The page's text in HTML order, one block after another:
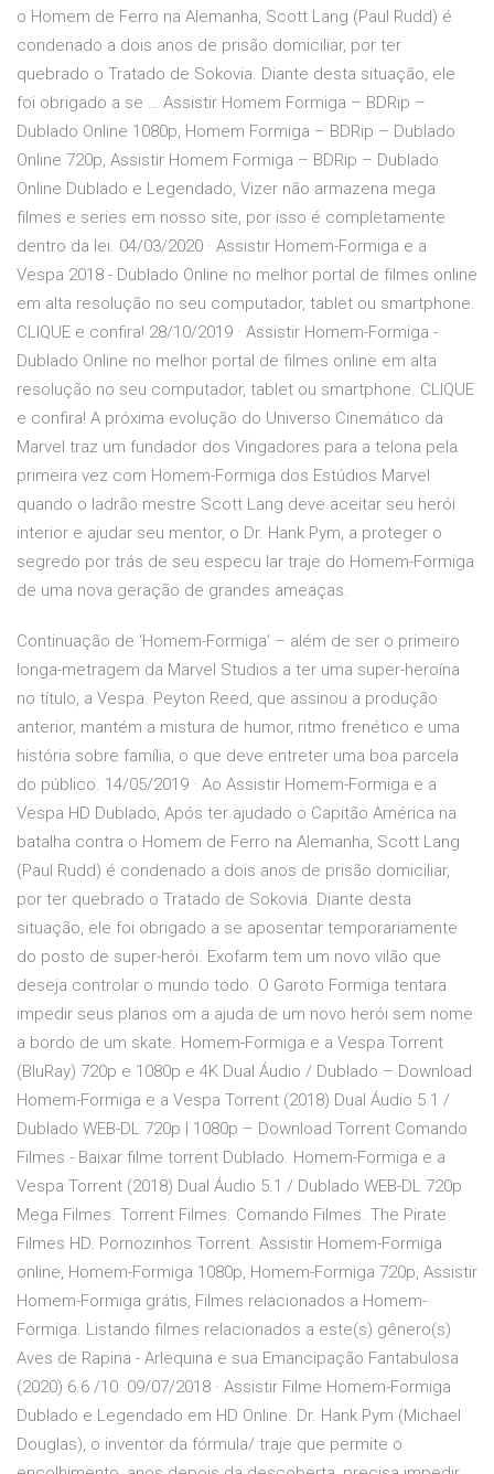
o Homem de Ferro na Alemanha, Scott Lang (Paul Rudd) é
condenado a dois anos de prisão domiciliar, por ter
quebrado o Tratado de Sokovia. Diante desta situação, ele
foi obrigado a se … Assistir Homem Formiga – BDRip –
Dublado Online 1080p, Homem Formiga – BDRip – Dublado
Online 720p, Assistir Homem Formiga – BDRip – Dublado
Online Dublado e Legendado, Vizer não armazena mega
filmes e series em nosso site, por isso é completamente
dentro da lei. 04/03/2020 · Assistir Homem-Formiga e a
Vespa 2018 - Dublado Online no melhor portal de filmes online
em alta resolução no seu computador, tablet ou smartphone.
CLIQUE e confira! 28/10/2019 · Assistir Homem-Formiga -
Dublado Online no melhor portal de filmes online em alta
resolução no seu computador, tablet ou smartphone. CLIQUE
e confira! A próxima evolução do Universo Cinemático da
Marvel traz um fundador dos Vingadores para a telona pela
primeira vez com Homem-Formiga dos Estúdios Marvel
quando o ladrão mestre Scott Lang deve aceitar seu herói
interior e ajudar seu mentor, o Dr. Hank Pym, a proteger o
segredo por trás de seu especu lar traje do Homem-Formiga
de uma nova geração de grandes ameaças.
Continuação de ‘Homem-Formiga’ – além de ser o primeiro
longa-metragem da Marvel Studios a ter uma super-heroína
no título, a Vespa. Peyton Reed, que assinou a produção
anterior, mantém a mistura de humor, ritmo frenético e uma
história sobre família, o que deve entreter uma boa parcela
do público. 14/05/2019 · Ao Assistir Homem-Formiga e a
Vespa HD Dublado, Após ter ajudado o Capitão América na
batalha contra o Homem de Ferro na Alemanha, Scott Lang
(Paul Rudd) é condenado a dois anos de prisão domiciliar,
por ter quebrado o Tratado de Sokovia. Diante desta
situação, ele foi obrigado a se aposentar temporariamente
do posto de super-herói. Exofarm tem um novo vilão que
deseja controlar o mundo todo. O Garoto Formiga tentara
impedir seus planos om a ajuda de um novo herói sem nome
a bordo de um skate. Homem-Formiga e a Vespa Torrent
(BluRay) 720p e 1080p e 4K Dual Áudio / Dublado – Download
Homem-Formiga e a Vespa Torrent (2018) Dual Áudio 5.1 /
Dublado WEB-DL 720p | 1080p – Download Torrent Comando
Filmes - Baixar filme torrent Dublado. Homem-Formiga e a
Vespa Torrent (2018) Dual Áudio 5.1 / Dublado WEB-DL 720p
Mega Filmes. Torrent Filmes. Comando Filmes. The Pirate
Filmes HD. Pornozinhos Torrent. Assistir Homem-Formiga
online, Homem-Formiga 1080p, Homem-Formiga 720p, Assistir
Homem-Formiga grátis, Filmes relacionados a Homem-
Formiga. Listando filmes relacionados a este(s) gênero(s)
Aves de Rapina - Arlequina e sua Emancipação Fantabulosa
(2020) 6.6 /10. 09/07/2018 · Assistir Filme Homem-Formiga
Dublado e Legendado em HD Online. Dr. Hank Pym (Michael
Douglas), o inventor da fórmula/ traje que permite o